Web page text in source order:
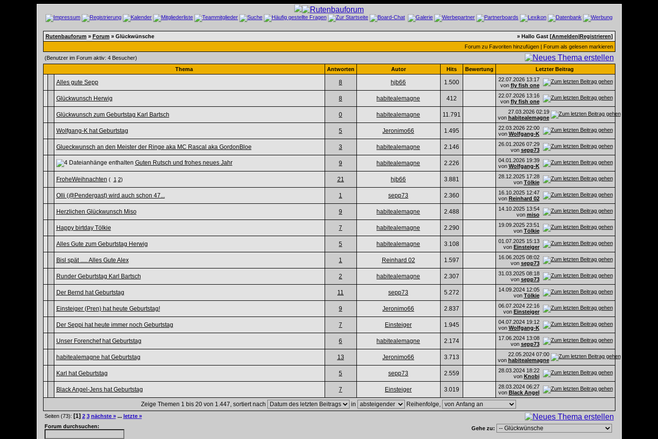
Rutenbauforum » Forum » Glückwünsche » Hallo Gast [Anmelden|Registrieren]
Forum zu Favoriten hinzufügen| Forum als gelesen markieren
(Benutzer im Forum aktiv: 4 Besucher)
Thema
Antworten Autor Hits Bewertung Letzter Beitrag
Alles gute Sepp 8 hjb66 1.500 22.07.2026 13:17
von fly fish one
Glückwunsch Herwig 8 habitealemagne 412 22.07.2026 13:16
von fly fish one
Glückwunsch zum Geburtstag Karl Bartsch 0 habitealemagne 11.791 27.03.2026 02:19
von habitealemagne
Wolfgang-K hat Geburtstag 5 Jeronimo66 1.495 22.03.2026 22:00
von Wolfgang-K
Glueckwunsch an den Meister der Ringe aka MC Rascal aka GordonBloe 3 habitealemagne 2.146 26.01.2026 07:29
von sepp73
Guten Rutsch und frohes neues Jahr 9 habitealemagne 2.226 04.01.2026 19:39
von Wolfgang-K
FroheWeihnachten ( 1 2) 21 hjb66 3.881 28.12.2025 17:28
von Tölkie
Olli (@Pendergast) wird auch schon 47... 1 sepp73 2.360 16.10.2025 12:47
von Reinhard 02
Herzlichen Glückwunsch Miso 9 habitealemagne 2.488 14.10.2025 13:54
von miso
Happy birtday Tölkie 7 habitealemagne 2.290 19.09.2025 23:51
von Tölkie
Alles Gute zum Geburtstag Herwig 5 habitealemagne 3.108 01.07.2025 15:13
von Einsteiger
Bisl spät ..... Alles Gute Alex 1 Reinhard 02 1.597 16.06.2025 08:02
von sepp73
Runder Geburtstag Karl Bartsch 2 habitealemagne 2.307 31.03.2025 08:18
von sepp73
Der Bernd hat Geburtstag 11 sepp73 5.272 14.09.2024 12:05
von Tölkie
Einsteiger (Pren) hat heute Geburtstag! 9 Jeronimo66 2.837 06.07.2024 22:16
von Einsteiger
Der Seppi hat heute immer noch Geburtstag 7 Einsteiger 1.945 04.07.2024 19:12
von Wolfgang-K
Unser Forenchef hat Geburtstag 6 habitealemagne 2.174 17.06.2024 13:08
von sepp73
habitealemagne hat Geburtstag 13 Jeronimo66 3.713 22.05.2024 07:00
von habitealemagne
Karl hat Geburtstag 5 sepp73 2.559 28.03.2024 18:22
von Knobi
Black Angel-Jens hat Geburtstag 7 Einsteiger 3.019 28.03.2024 06:27
von Black Angel
Zeige Themen 1 bis 20 von 1.447, sortiert nach in Reihenfolge,
Seiten (73): [1] 2 3 nächste » ... letzte »
Forum durchsuchen:
Gehe zu: